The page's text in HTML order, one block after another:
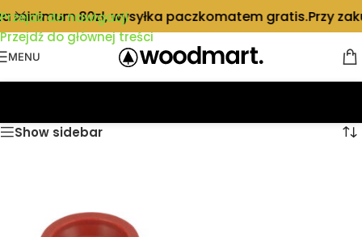
Przejdź do nawigacji
Przejdź do głównej treści
minimum 80zł, wysyłka paczkomatem gratis.Przy
MENU
Show sidebar